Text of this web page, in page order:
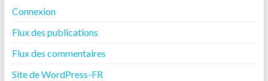
Connexion
Flux des publications
Flux des commentaires
Site de WordPress-FR